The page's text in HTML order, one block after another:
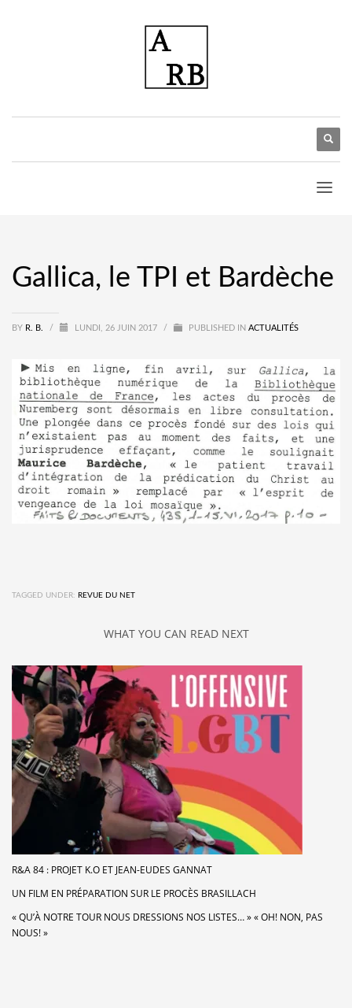
Gallica, le TPI et Bardèche
BY R. B. / LUNDI, 26 JUIN 2017 / PUBLISHED IN ACTUALITÉS
TAGGED UNDER: REVUE DU NET
WHAT YOU CAN READ NEXT
R&A 84 : PROJET K.O ET JEAN-EUDES GANNAT
UN FILM EN PRÉPARATION SUR LE PROCÈS BRASILLACH
« QU’À NOTRE TOUR NOUS DRESSIONS NOS LISTES… » « OH! NON, PAS
NOUS! »